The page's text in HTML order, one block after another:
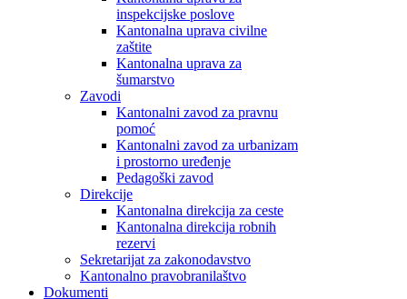
inspekcijske poslove
Kantonalna uprava civilne
zaštite
Kantonalna uprava za
šumarstvo
Zavodi
Kantonalni zavod za pravnu
pomoć
Kantonalni zavod za urbanizam
i prostorno uređenje
Pedagoški zavod
Direkcije
Kantonalna direkcija za ceste
Kantonalna direkcija robnih
rezervi
Sekretarijat za zakonodavstvo
Kantonalno pravobranilaštvo
Dokumenti